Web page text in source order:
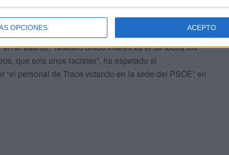
OPCIONES ACEPTO
que se ha reconocido “parte implicada” del asunto
tomado la palabra en el segundo turno de palabra, ha
el asunto. “Nuestro único interés es el de todos los
que sois unos racistas”, ha espetado al
personal de Trace votando en la sede del PSOE” en